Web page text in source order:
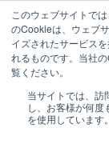
このウェブサイトで
のCookieは、ウェブ
イズされたサービス
れるものです。当社
覧ください。
当サイトでは、訪
し、お客様が何
を使用しています。
1分で読むことがで
【SNS
につい
更新日